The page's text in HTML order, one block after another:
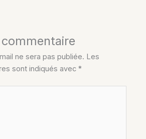
ne sera pas publiée. Les
sont indiqués avec*